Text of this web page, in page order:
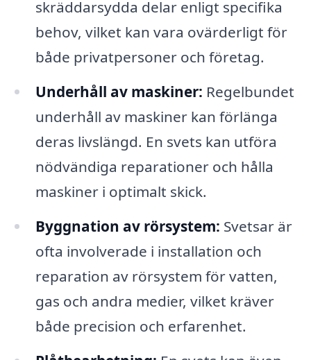
skräddarsydda delar enligt specifika
behov, vilket kan vara ovärderligt för
både privatpersoner och företag.
Underhåll av maskiner: Regelbundet
underhåll av maskiner kan förlänga
deras livslängd. En svets kan utföra
nödvändiga reparationer och hålla
maskiner i optimalt skick.
Byggnation av rörsystem: Svetsar är
ofta involverade i installation och
reparation av rörsystem för vatten,
gas och andra medier, vilket kräver
både precision och erfarenhet.